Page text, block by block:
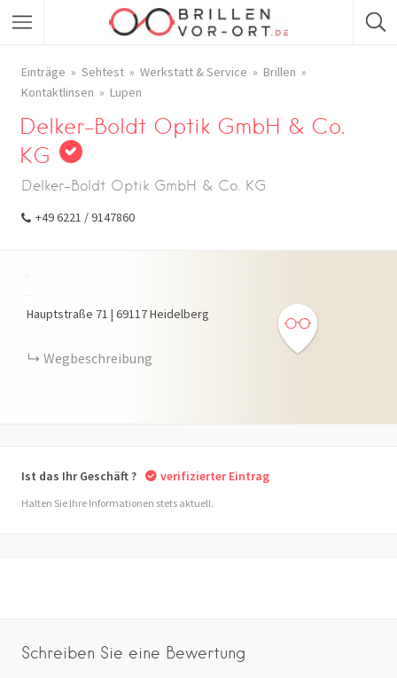
Einträge Sehtest Werkstatt & Service
Brillen
Kontaktlinsen
Lupen
Delker-Boldt Optik GmbH & Co.
KG
Delker-Boldt Optik GmbH & Co. KG
+49 6221 / 9147860
Hauptstraße 71 | 69117Heidelberg
Wegbeschreibung
Ist das Ihr Geschäft ? verifizierter Eintrag
Halten Sie Ihre Informationen stets aktuell.
Schreiben Sie eine Bewertung